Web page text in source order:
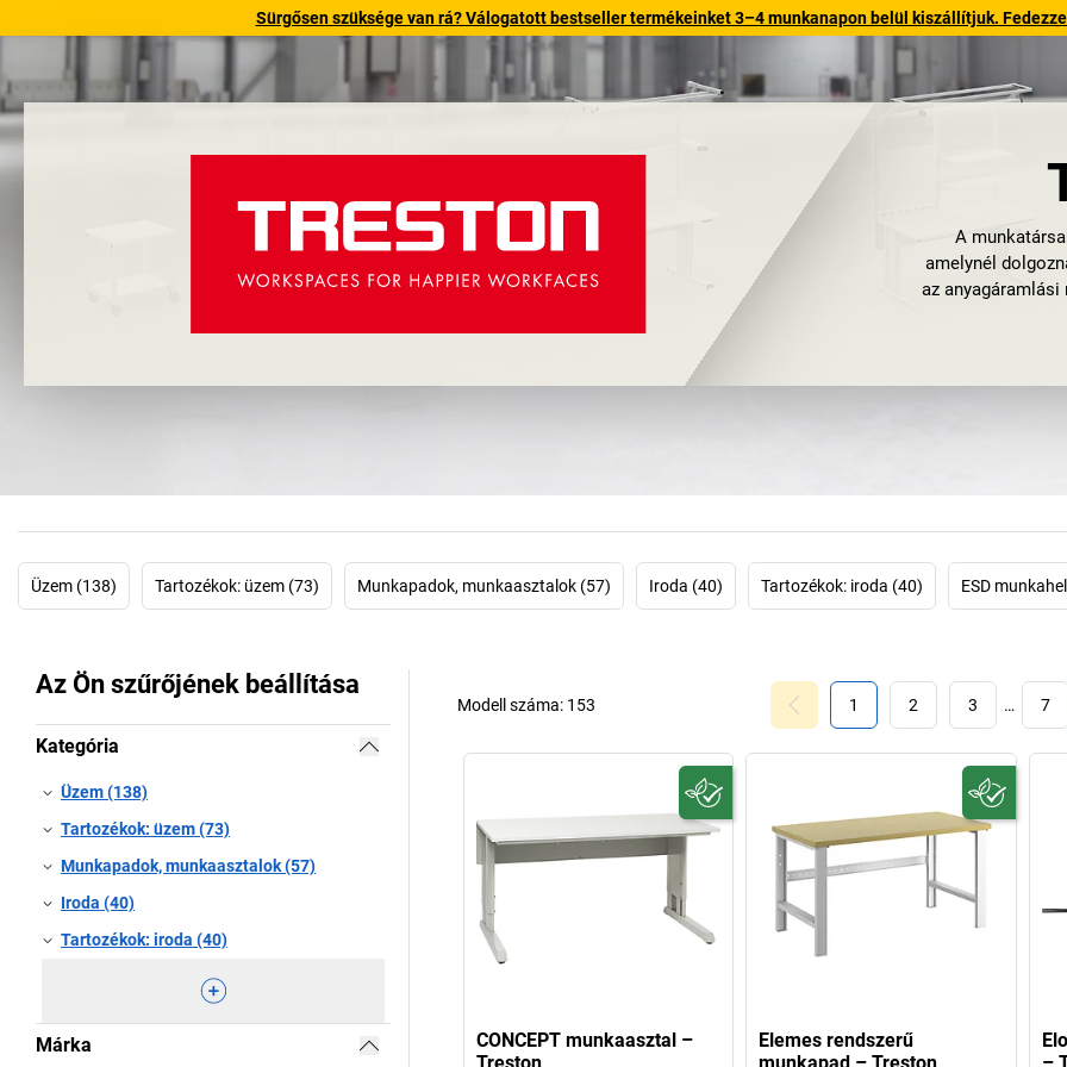
Sürgősen szüksége van rá? Válogatott bestseller termékeinket 3–4 munkanapon belül kiszállítjuk.
A
amelynél
az anyagáramlási
Számos vállalat
folyamatokat.
Üzem (138) Tartozékok: üzem (73) Munkapadok, munkaasztalok (57) Iroda (40) Tartozékok: iroda (40) ESD
Az Ön szűrőjének beállítása
Kategória
Üzem (138)
Tartozékok: üzem (73)
Munkapadok, munkaasztalok (57)
Iroda (40)
Tartozékok: iroda (40)
Márka
1 2 3 … 7
Modell száma: 153
CONCEPT munkaasztal –
Treston
Elemes rendszerű
munkapad – Treston
–